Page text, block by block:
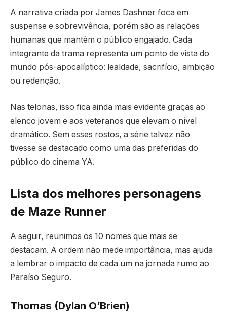
A narrativa criada por James Dashner foca em
suspense e sobrevivência, porém são as relações
humanas que mantêm o público engajado. Cada
integrante da trama representa um ponto de vista do
mundo pós-apocalíptico: lealdade, sacrifício, ambição
ou redenção.
Nas telonas, isso fica ainda mais evidente graças ao
elenco jovem e aos veteranos que elevam o nível
dramático. Sem esses rostos, a série talvez não
tivesse se destacado como uma das preferidas do
público do cinema YA.
Lista dos melhores personagens
de Maze Runner
A seguir, reunimos os 10 nomes que mais se
destacam. A ordem não mede importância, mas ajuda
a lembrar o impacto de cada um na jornada rumo ao
Paraíso Seguro.
Thomas (Dylan O’Brien)